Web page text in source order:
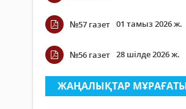
№57 газет 01 тамыз 2026 ж.
№56 газет 28 шілде 2026 ж.
ЖАҢАЛЫҚТАР МҰРАҒАТЫ